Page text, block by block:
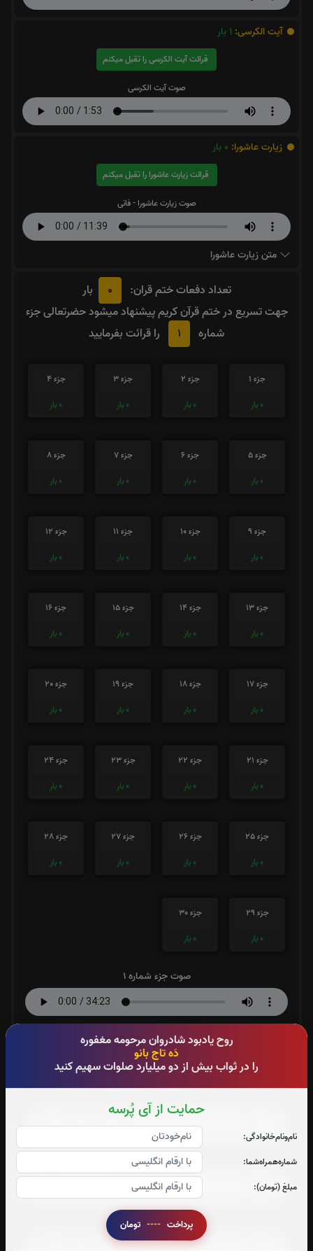
روح یادبود شادروان مرحومه مغفوره
دَه تاج بانو
را در ثواب بیش از دو میلیارد صلوات سهیم کنید
حمایت از آی پُرسه
نام‌و‌نام‌خانوادگی:
شماره‌همراه‌شما:
مبلغ (تومان):
پرداخت ----
آیت الکرسی: 1 بار
قرائت آیت الکرسی را تقبل میکنم
صوت آیت الکرسی
زیارت عاشورا: 0 بار
قرائت زیارت عاشورا را تقبل میکنم
صوت زیارت عاشورا - فانی
متن زیارت عاشورا
تعداد دفعات ختم قران: 0
بار
جهت تسریع در ختم قرآن کریم پیشنهاد میشود حضرتعالی جزء
شماره
1 را قرائت بفرمایید
جزء 1
0 بار
جزء 2
0 بار
جزء 3
0 بار
جزء 4
0 بار
جزء 5
0 بار
جزء 6
0 بار
جزء 7
0 بار
جزء 8
0 بار
جزء 9
0 بار
جزء 10
0 بار
جزء 11
0 بار
جزء 12
0 بار
جزء 13
0 بار
جزء 14
0 بار
جزء 15
0 بار
جزء 16
0 بار
جزء 17
0 بار
جزء 18
0 بار
جزء 19
0 بار
جزء 20
0 بار
جزء 21
0 بار
جزء 22
0 بار
جزء 23
0 بار
جزء 24
0 بار
جزء 25
0 بار
جزء 26
0 بار
جزء 27
0 بار
جزء 28
0 بار
جزء 29
0 بار
جزء 30
0 بار
صوت جزء شماره 1
صوت جزء شماره 2
صوت جزء شماره 3
صوت جزء شماره 4
صوت جزء شماره 5